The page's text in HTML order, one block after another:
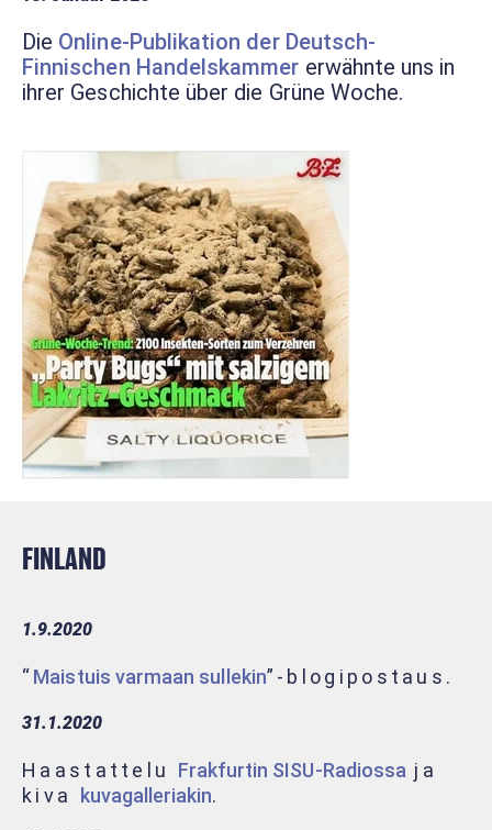
Die Online-Publikation der Deutsch-
Finnischen Handelskammer erwähnte uns in
ihrer Geschichte über die Grüne Woche.
FINLAND
1.9.2020
“Maistuis varmaan sullekin”-blogipostaus.
31.1.2020
Haastattelu Frakfurtin SISU-Radiossa ja
kiva
kuvagalleriakin.